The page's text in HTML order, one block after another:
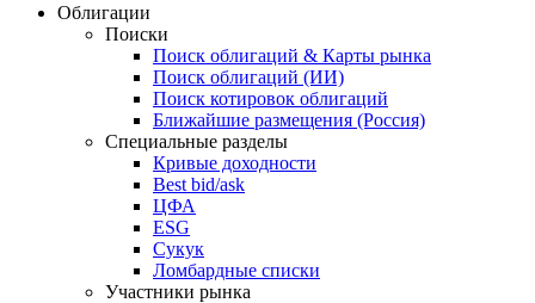
Облигации
Поиски
Поиск облигаций & Карты рынка
Поиск облигаций (ИИ)
Поиск котировок облигаций
Ближайшие размещения (Россия)
Специальные разделы
Кривые доходности
Best bid/ask
ЦФА
ESG
Сукук
Ломбардные списки
Участники рынка